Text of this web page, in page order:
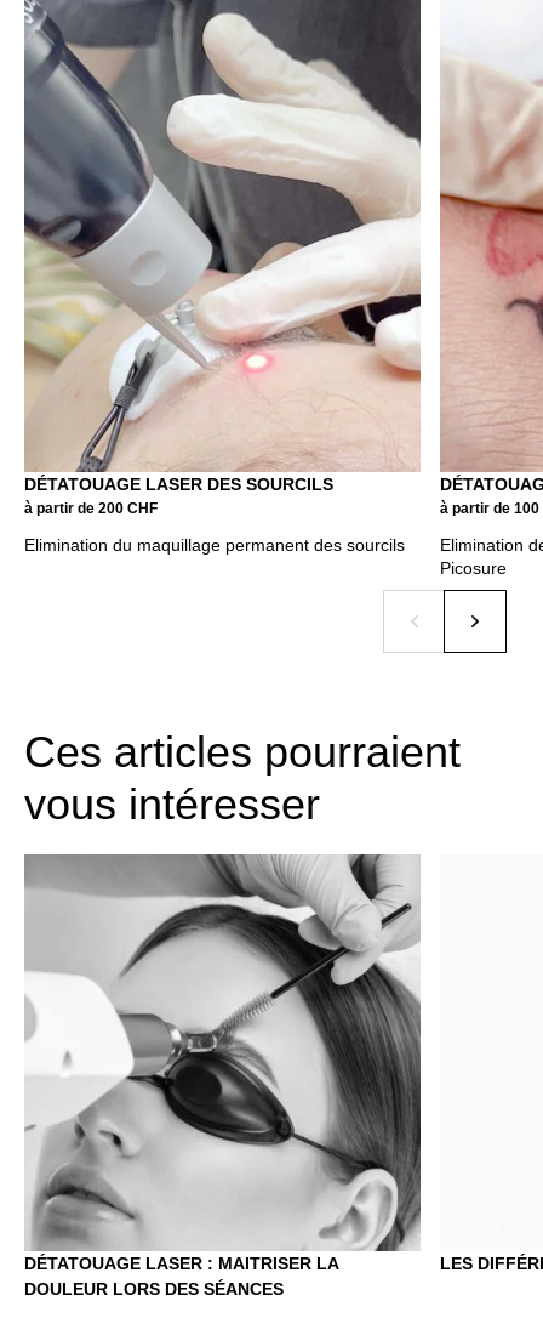
DÉTATOUAGE LASER DES SOURCILS
à partir de 200 CHF
Elimination du maquillage permanent des sourcils
à partir de 100
Elimination
Picosure
Ces articles pourraient
vous intéresser
DÉTATOUAGE LASER : MAITRISER LA
DOULEUR LORS DES SÉANCES
LES